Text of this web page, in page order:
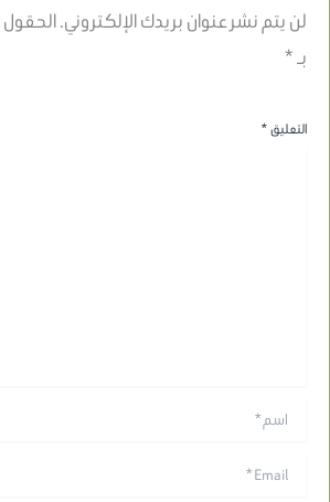
لن يتم نشر عنوان بريدك الإلكتروني.الحقول
بـ*
التعليق*